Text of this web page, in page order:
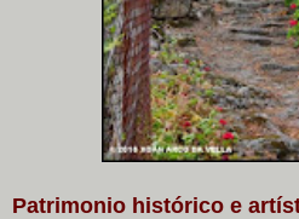
Patrimonio histórico e